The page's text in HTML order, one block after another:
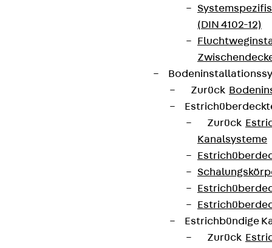
(DIN 4102-12)
Zurück
Zurück
Kanalsysteme
Estrichbündige
Zurück